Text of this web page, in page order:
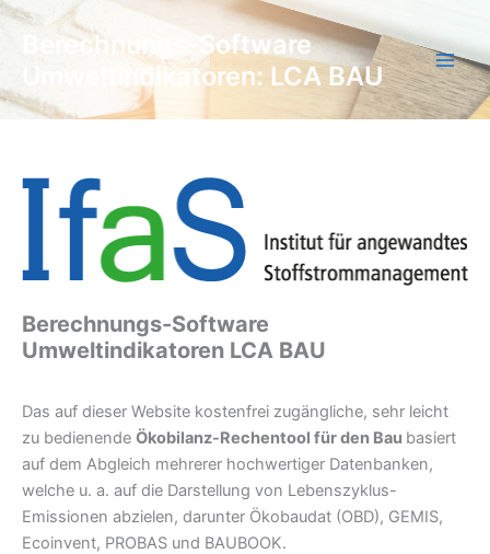
Zum
Berechnungs-Software
Umweltindikatoren: LCA BAU
Berechnungs-Software
Umweltindikatoren LCA BAU
Das auf dieser Website kostenfrei zugängliche, sehr leicht
zu bedienende Ökobilanz-Rechentool für den Bau basiert
auf dem Abgleich mehrerer hochwertiger Datenbanken,
welche u. a. auf die Darstellung von Lebenszyklus-
Emissionen abzielen, darunter Ökobaudat (OBD), GEMIS,
Ecoinvent, PROBAS und BAUBOOK.